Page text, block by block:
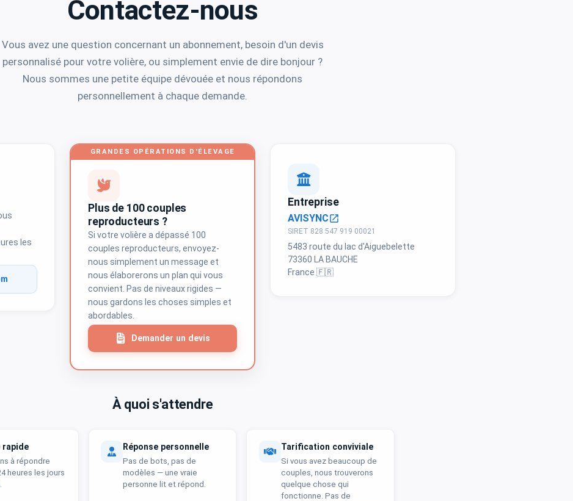
Contactez-nous
Vous avez une question concernant un abonnement, besoin d'un devis
personnalisé pour votre volière, ou simplement envie de dire bonjour ?
Nous sommes une petite équipe dévouée et nous répondons
personnellement à chaque demande.
les
GRANDES OPÉRATIONS D'ÉLEVAGE
Plus de 100 couples
reproducteurs ?
Si votre volière a dépassé 100
couples reproducteurs, envoyez-
nous simplement un message et
nous élaborerons un plan qui vous
convient. Pas de niveaux rigides —
nous gardons les choses simples et
abordables.
Demander un devis
Entreprise
AVISYNCopen_in_new
SIRET 828 547 919 00021
5483 route du lac d'Aiguebelette
73360 LA BAUCHE
France 🇫🇷
À quoi s'attendre
rapide
à répondre
heures les jours
Réponse personnelle
Pas de bots, pas de
modèles — une vraie
personne lit et répond.
Tarification conviviale
Si vous avez beaucoup de
couples, nous trouverons
quelque chose qui
fonctionne. Pas de